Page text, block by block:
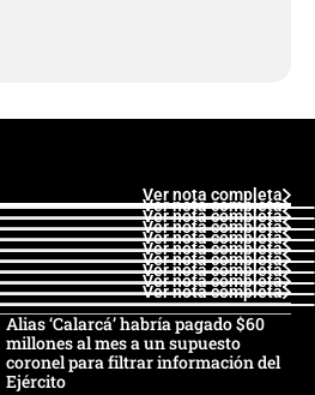
Ver nota completa
Ver nota completa
Ver nota completa
Ver nota completa
Ver nota completa
Ver nota completa
Ver nota completa
Ver nota completa
Ver nota completa
Ver nota completa
Alias ‘Calarcá’ habría pagado $60
millones al mes a un supuesto
coronel para filtrar información del
Ejército